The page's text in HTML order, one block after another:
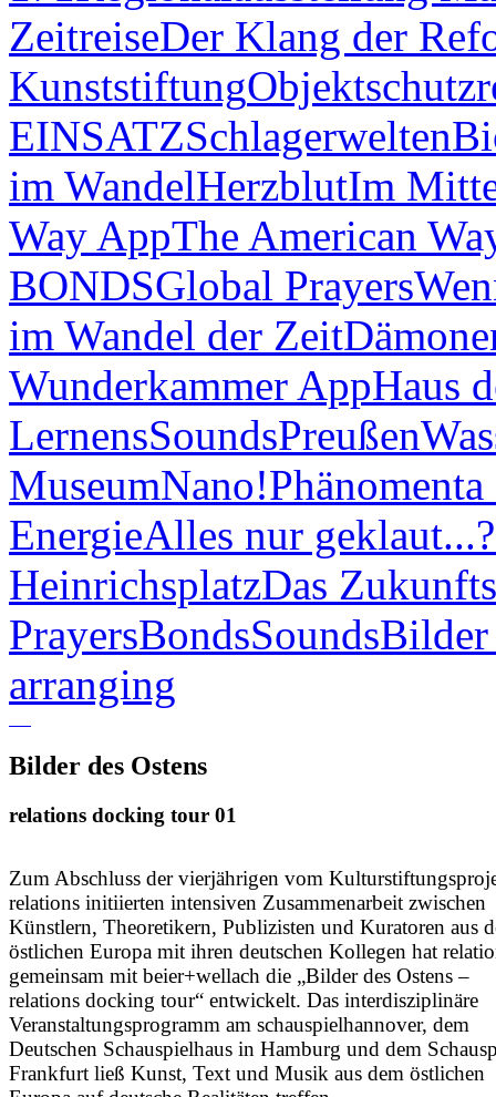
ZeitreiseDer Klang der
Kunststiftung
EINSATZSchlagerwelten
im WandelHerzblutIm
Way AppThe American
BONDSGlobal Prayers
im Wandel der Zeit
Wunderkammer AppHaus
LernensSoundsPreußen
MuseumNano!
EnergieAlles nur geklaut...?
HeinrichsplatzDas
PrayersBondsSoundsBilder
arranging
Bilder des Ostens
relations docking tour 01
Zum Abschluss der vierjährigen vom
relations initiierten intensiven Zusammenarbeit zwischen
Künstlern, Theoretikern, Publizisten und Kuratoren aus
östlichen Europa mit ihren deutschen Kollegen hat
gemeinsam mit beier+wellach die „Bilder des Ostens –
relations docking tour“ entwickelt. Das interdisziplinäre
Veranstaltungsprogramm am schauspielhannover, dem
Deutschen Schauspielhaus in Hamburg und dem
Frankfurt ließ Kunst, Text und Musik aus dem östlichen